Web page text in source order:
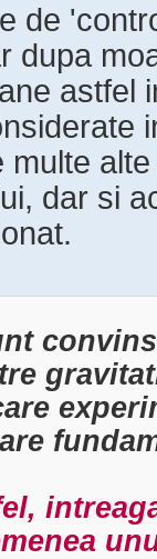
de
dupa
astfel
multe
dar si